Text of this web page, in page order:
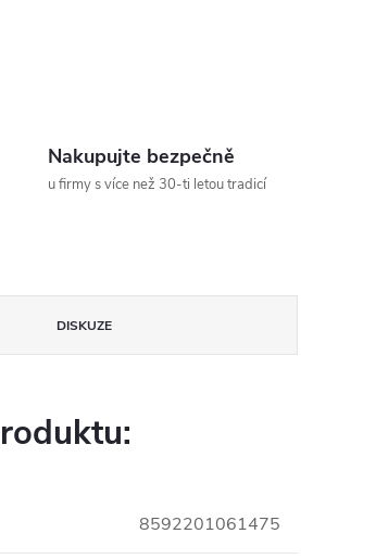
Nakupujte bezpečně
u firmy s více než 30-ti letou tradicí
DISKUZE
8592201061475